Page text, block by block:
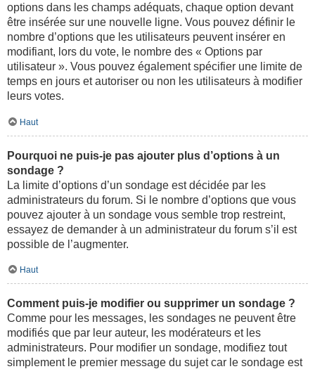
options dans les champs adéquats, chaque option devant
être insérée sur une nouvelle ligne. Vous pouvez définir le
nombre d’options que les utilisateurs peuvent insérer en
modifiant, lors du vote, le nombre des « Options par
utilisateur ». Vous pouvez également spécifier une limite de
temps en jours et autoriser ou non les utilisateurs à modifier
leurs votes.
Haut
Pourquoi ne puis-je pas ajouter plus d’options à un
sondage ?
La limite d’options d’un sondage est décidée par les
administrateurs du forum. Si le nombre d’options que vous
pouvez ajouter à un sondage vous semble trop restreint,
essayez de demander à un administrateur du forum s’il est
possible de l’augmenter.
Haut
Comment puis-je modifier ou supprimer un sondage ?
Comme pour les messages, les sondages ne peuvent être
modifiés que par leur auteur, les modérateurs et les
administrateurs. Pour modifier un sondage, modifiez tout
simplement le premier message du sujet car le sondage est